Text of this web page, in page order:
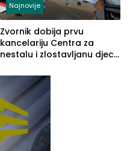
Najnovije
Zvornik dobija prvu
kancelariju Centra za
nestalu i zlostavljanu djecu